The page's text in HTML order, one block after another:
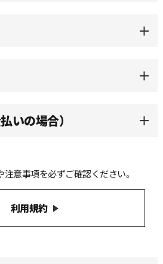
いの場合）
意事項を必ずご確認ください。
利用規約